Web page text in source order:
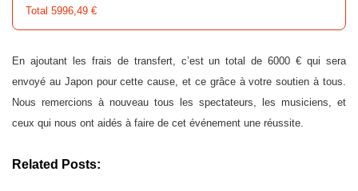
Total 5996,49 €
En ajoutant les frais de transfert, c’est un total de 6000 € qui sera
envoyé au Japon pour cette cause, et ce grâce à votre soutien à tous.
Nous remercions à nouveau tous les spectateurs, les musiciens, et
ceux qui nous ont aidés à faire de cet événement une réussite.
Related Posts: